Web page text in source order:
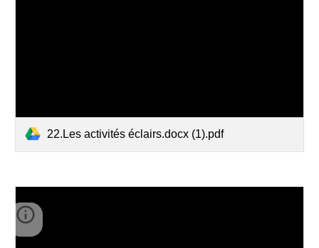
22.Les activités éclairs.docx (1).pdf